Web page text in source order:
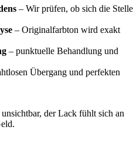
– Wir prüfen, ob sich die Stelle
– Originalfarbton wird exakt
– punktuelle Behandlung und
Übergang und perfekten
der Lack fühlt sich an